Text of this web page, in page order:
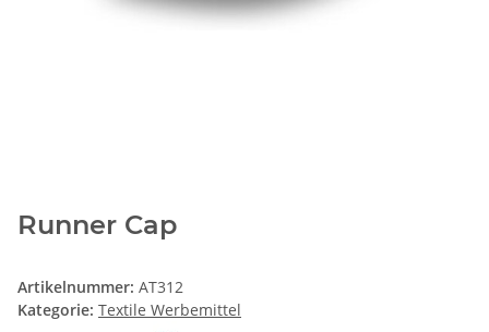
Runner Cap
Artikelnummer: AT312
Kategorie: Textile Werbemittel